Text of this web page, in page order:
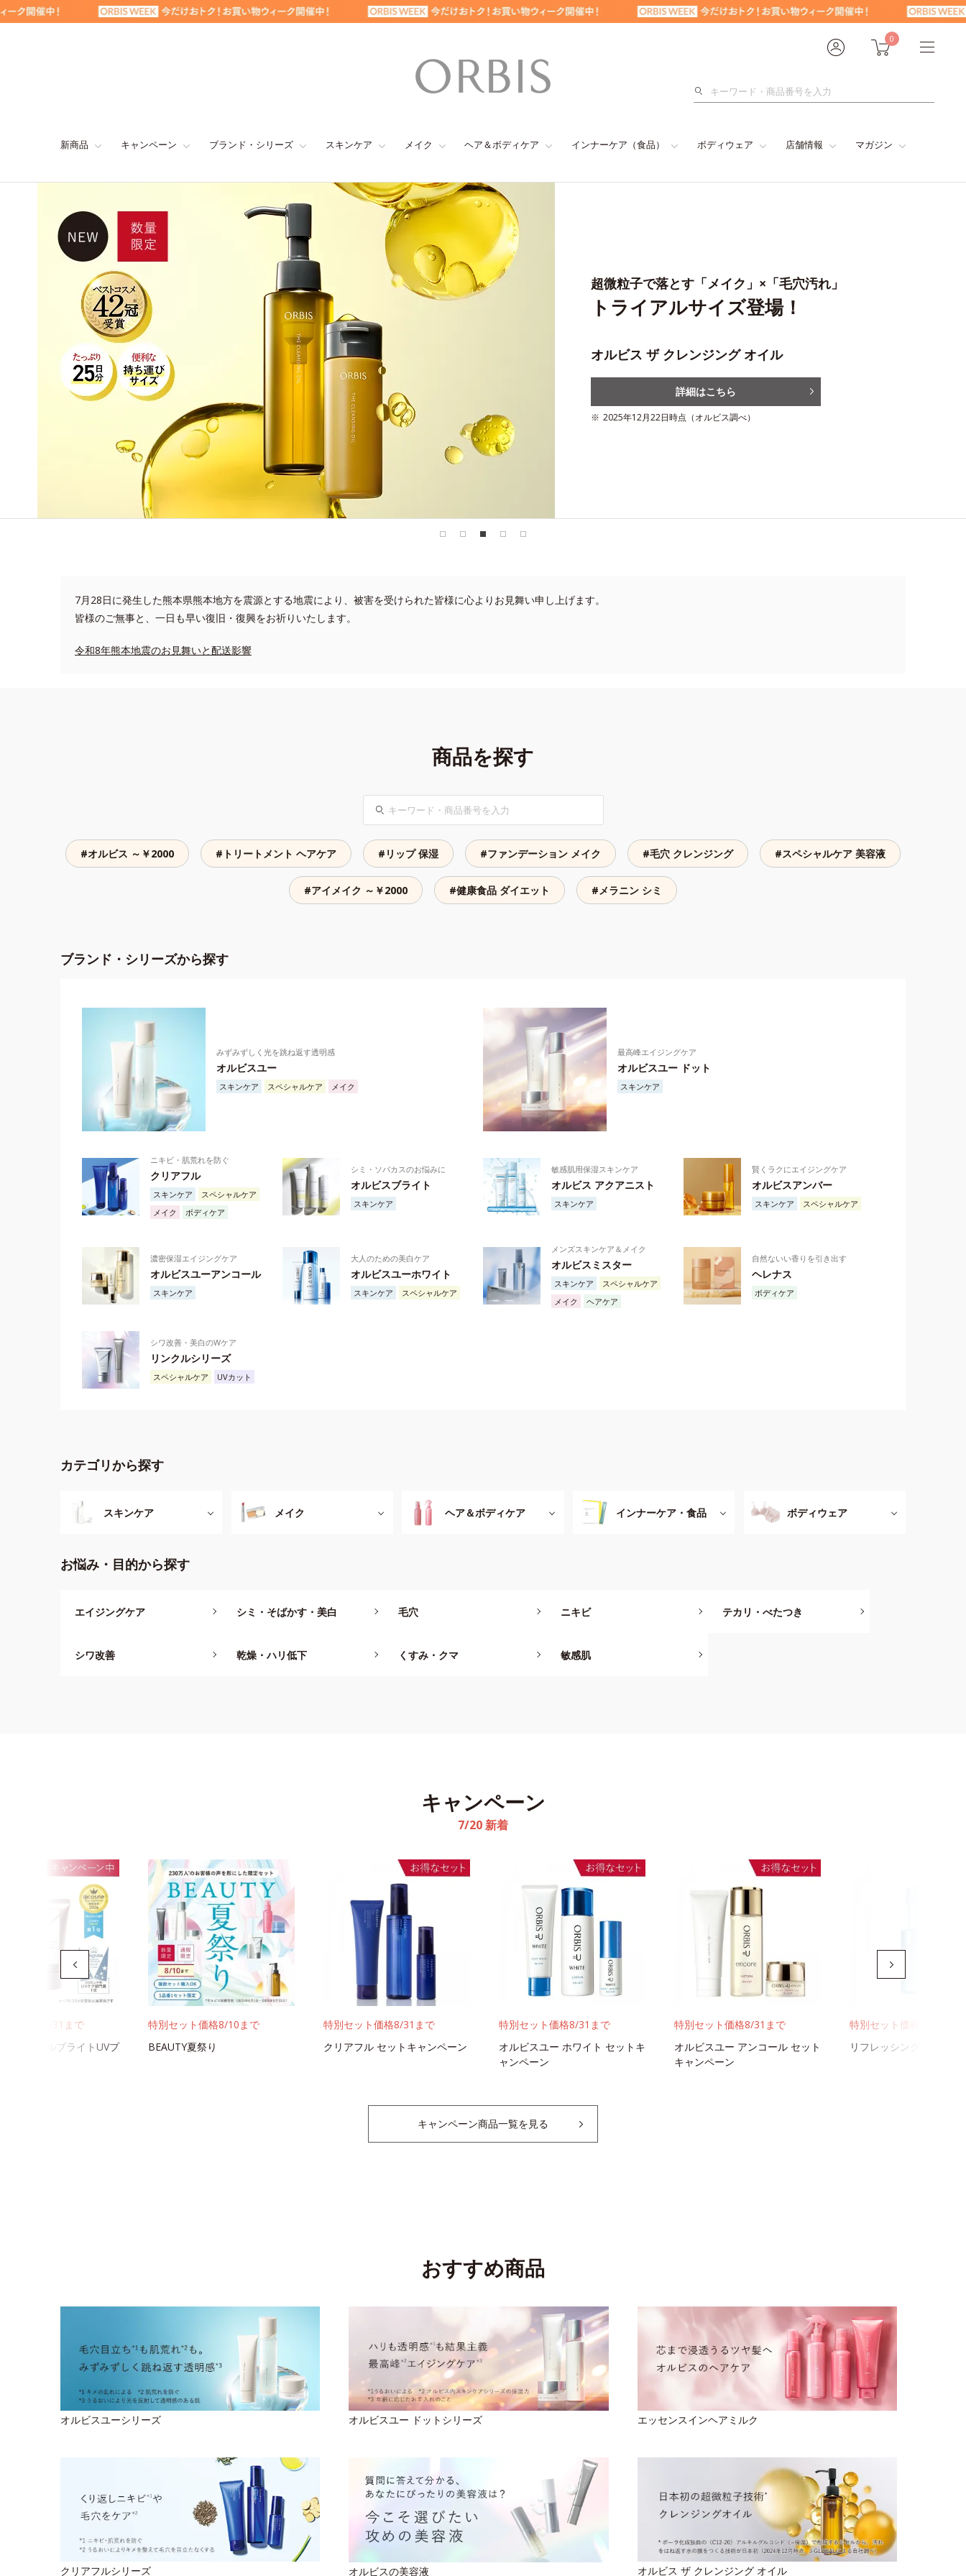
0
検
新商品 キャンペーン ブランド・シリーズ スキンケア メイク ヘア＆ボディケア インナーケア（食品） ボディウェア 店舗情報 マガジン
4大特典チャンスも！
夏を彩る8つのセット
詳細はこちら
最強 日焼け止めに
待望の新色ローズ登場
オルビス リンクルブライトUVプロテクター N
詳細はこちら
1 オルビス内最高の紫外線カットレベル
ベストコスメ受賞色は通常色です
超微粒子で落とす「メイク」×「毛穴汚れ」
トライアルサイズ登場！
オルビス ザ クレンジング オイル
詳細はこちら
2025年12月22日時点（オルビス調べ）
セルフケア超え！？サロン発想の
「生ツヤ※」ヘアオイル誕生
NEW エッセンスインヘアオイル
詳細はこちら
ヘアオイルをつけたてのイキイキとしたツヤ髪のこと
爽やかレモン味登場！昨年、即完売した
痩せる ※1アイス※2 ！
プチシェイク
詳細はこちら
1食おきかえによるカロリーカットのこと
1食おきかえのアイスタイプです
7月28日に発生した熊本県熊本地方を震源とする地震により、被害を受けられた皆様に心よりお見舞い申し上げます。
皆様のご無事と、一日も早い復旧・復興をお祈りいたします。
令和8年熊本地震のお見舞いと配送影響
商品を探す
検
索
#オルビス ～￥2000
#トリートメント ヘアケア #リップ 保湿 #ファンデーション メイク #毛穴 クレンジング #スペシャルケア 美容液
#アイメイク ～￥2000 #健康食品 ダイエット #メラニン シミ
ブランド・シリーズから探す
みずみずしく光を跳ね返す透明感
オルビスユー
スキンケア スペシャルケア メイク
最高峰エイジングケア
オルビスユー ドット
スキンケア
ニキビ・肌荒れを防ぐ
クリアフル
スキンケア
スペシャルケア
メイク
ボディケア
シミ・ソバカスのお悩みに
オルビスブライト
スキンケア
敏感肌用保湿スキンケア
オルビス アクアニスト
スキンケア
賢くラクにエイジングケア
オルビスアンバー
スキンケア スペシャルケア
濃密保湿エイジングケア
オルビスユーアンコール
スキンケア
大人のための美白ケア
オルビスユーホワイト
スキンケア スペシャルケア
メンズスキンケア＆メイク
オルビスミスター
スキンケア
スペシャルケア
メイク
ヘアケア
自然ないい香りを引き出す
ヘレナス
ボディケア
シワ改善・美白のWケア
リンクルシリーズ
スペシャルケア UVカット
カテゴリから探す
スキンケア メイク ヘア＆ボディケア インナーケア・食品 ボディウェア
クレンジング
UVカット
化粧下地・コンシーラ
仕上げ用アイテム・
オルビスユー
ベースメイク
オルビス
ミスター メイク
ブラジャー
お悩み・目的から探す
エイジングケア シミ・そばかす・美白 毛穴 ニキビ テカリ・べたつき
シワ改善 乾燥・ハリ低下 くすみ・クマ 敏感肌
キャンペーン
7/20 新着
ット価格8/31まで
リンクルブライトUVプ
特別セット価格8/10まで
BEAUTY夏祭り
特別セット価格8/31まで
クリアフル セットキャンペーン
特別セット価格8/31まで
オルビスユー ホワイト セットキ
ャンペーン
特別セット価格8/31まで
オルビスユー アンコール セット
キャンペーン
特別セット価格8/31まで
リフレッシング スキン
キャンペーン商品一覧を見る
おすすめ商品
オルビスユーシリーズ オルビスユー ドットシリーズ エッセンスインヘアミルク
クリアフルシリーズ オルビスの美容液 オルビス ザ クレンジング オイル